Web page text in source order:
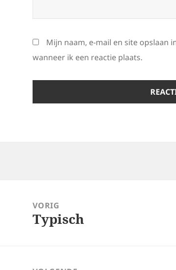
Mijn naam, e-mail en site opslaan
wanneer ik een reactie plaats.
navigatieVORIG
Vorig
Typisch